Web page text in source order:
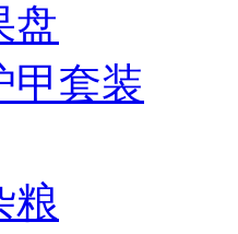
盘
甲套装
粮